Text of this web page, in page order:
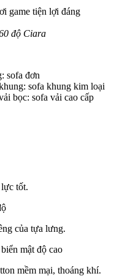
độ Ciara
sofa đơn
sofa khung kim loại
bọc: sofa vải cao cấp
tốt.
của tựa lưng.
mật độ cao
mềm mại, thoáng khí.